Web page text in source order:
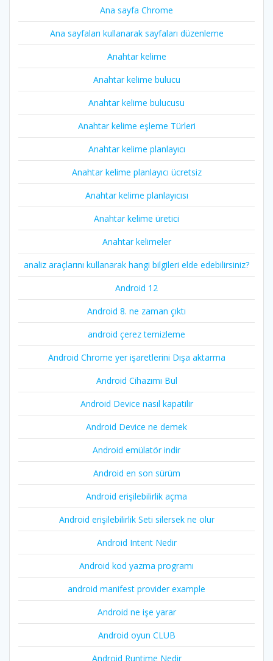
Ana sayfa Chrome
Ana sayfaları kullanarak sayfaları düzenleme
Anahtar kelime
Anahtar kelime bulucu
Anahtar kelime bulucusu
Anahtar kelime eşleme Türleri
Anahtar kelime planlayıcı
Anahtar kelime planlayıcı ücretsiz
Anahtar kelime planlayıcısı
Anahtar kelime üretici
Anahtar kelimeler
analiz araçlarını kullanarak hangi bilgileri elde edebilirsiniz?
Android 12
Android 8. ne zaman çıktı
android çerez temizleme
Android Chrome yer işaretlerini Dışa aktarma
Android Cihazımı Bul
Android Device nasıl kapatilir
Android Device ne demek
Android emülatör indir
Android en son sürüm
Android erişilebilirlik açma
Android erişilebilirlik Seti silersek ne olur
Android Intent Nedir
Android kod yazma programı
android manifest provider example
Android ne işe yarar
Android oyun CLUB
Android Runtime Nedir